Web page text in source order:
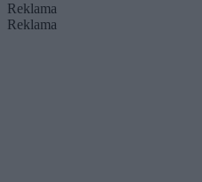
Reklama
Reklama